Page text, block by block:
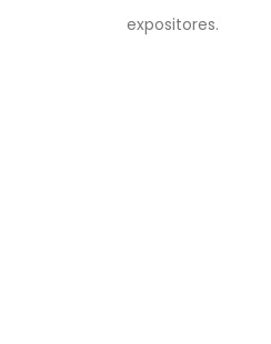
expositores.